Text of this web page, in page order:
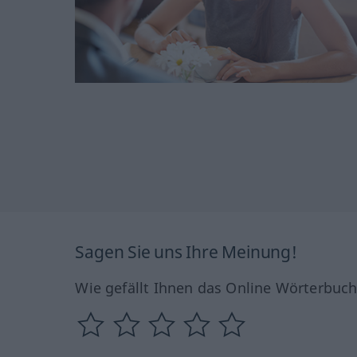
Sagen Sie uns Ihre Meinung!
Wie gefällt Ihnen das Online